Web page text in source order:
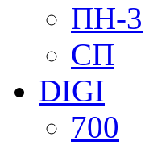
ПН-3
СП
DIGI
700